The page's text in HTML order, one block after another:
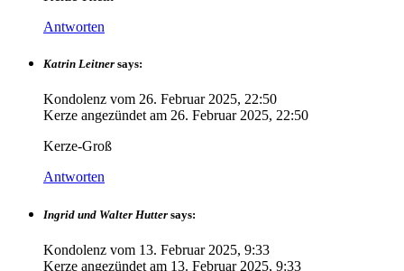
Antworten
Katrin Leitner says:
Kondolenz vom 26. Februar 2025, 22:50
Kerze angezündet am 26. Februar 2025, 22:50
Kerze-Groß
Antworten
Ingrid und Walter Hutter says:
Kondolenz vom 13. Februar 2025, 9:33
Kerze angezündet am 13. Februar 2025, 9:33